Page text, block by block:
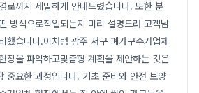
로까지 세밀하게 안내드렸습니다. 또한 분
방식으로작업되는지 미리 설명드려 고객님
했습니다.이처럼 광주 서구 폐가구수거업체
장을 파악하고맞춤형 계획을 제안하는 것은
중요한 과정입니다. 기초 준비와 안전 보양